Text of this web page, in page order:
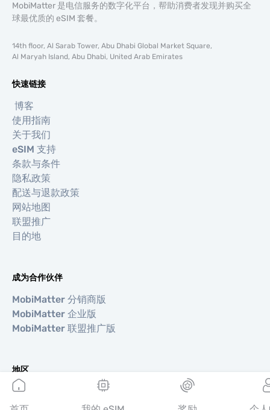
MobiMatter 是电信服务的数字化平台，帮助消费者发现并购买全
球最优质的 eSIM 套餐。
14th floor, Al Sarab Tower, Abu Dhabi Global Market Square,
Al Maryah Island, Abu Dhabi, United Arab Emirates
快速链接
博客
使用指南
关于我们
eSIM 支持
条款与条件
隐私政策
配送与退款政策
网站地图
联盟推广
目的地
成为合作伙伴
MobiMatter 分销商版
MobiMatter 企业版
MobiMatter 联盟推广版
地区
欧洲 eSIM
亚洲 eSIM